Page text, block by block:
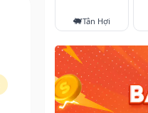
🐖Tân Hợi